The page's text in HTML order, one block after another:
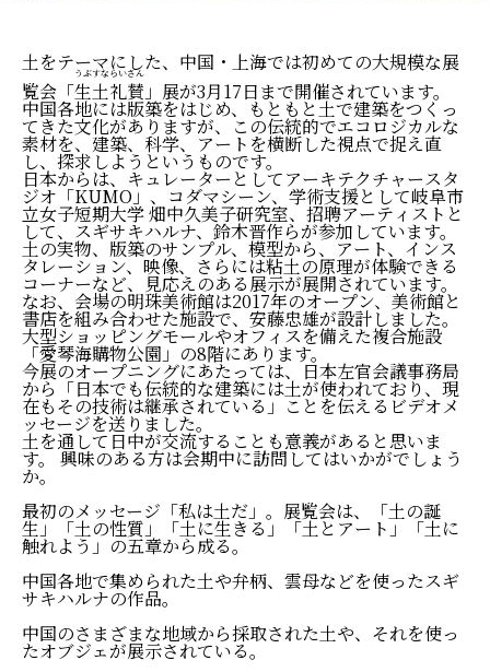
土をテーマにした、中国・上海では初めての大規模な展
覧会「生土
うぶすな
礼賛
らいさん
」展が3月17日まで開催されています。
中国各地には版築をはじめ、もともと土で建築をつくっ
てきた文化がありますが、この伝統的でエコロジカルな
素材を、建築、科学、アートを横断した視点で捉え直
し、探求しようというものです。
日本からは、キュレーターとしてアーキテクチャースタ
ジオ「KUMO」、コダマシーン、学術支援として岐阜市
立女子短期大学 畑中久美子研究室、招聘アーティストと
して、スギサキハルナ、鈴木晋作らが参加しています。
土の実物、版築のサンプル、模型から、アート、インス
タレーション、映像、さらには粘土の原理が体験できる
コーナーなど、見応えのある展示が展開されています。
なお、会場の明珠美術館は2017年のオープン、美術館と
書店を組み合わせた施設で、安藤忠雄が設計しました。
大型ショッピングモールやオフィスを備えた複合施設
「愛琴海購物公園」の8階にあります。
今展のオープニングにあたっては、日本左官会議事務局
から「日本でも伝統的な建築には土が使われており、現
在もその技術は継承されている」ことを伝えるビデオメ
ッセージを送りました。
土を通して日中が交流することも意義があると思いま
す。 興味のある方は会期中に訪問してはいかがでしょう
か。
最初のメッセージ「私は土だ」。展覧会は、「土の誕
生」「土の性質」「土に生きる」「土とアート」「土に
触れよう」の五章から成る。
中国各地で集められた土や弁柄、雲母などを使ったスギ
サキハルナの作品。
中国のさまざまな地域から採取された土や、それを使っ
たオブジェが展示されている。